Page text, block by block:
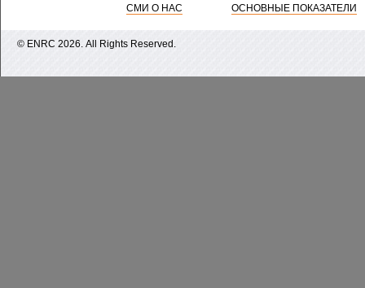
СМИ О НАС ОСНОВНЫЕ ПОКАЗАТЕЛИ
© ENRС 2026. All Rights Reserved.